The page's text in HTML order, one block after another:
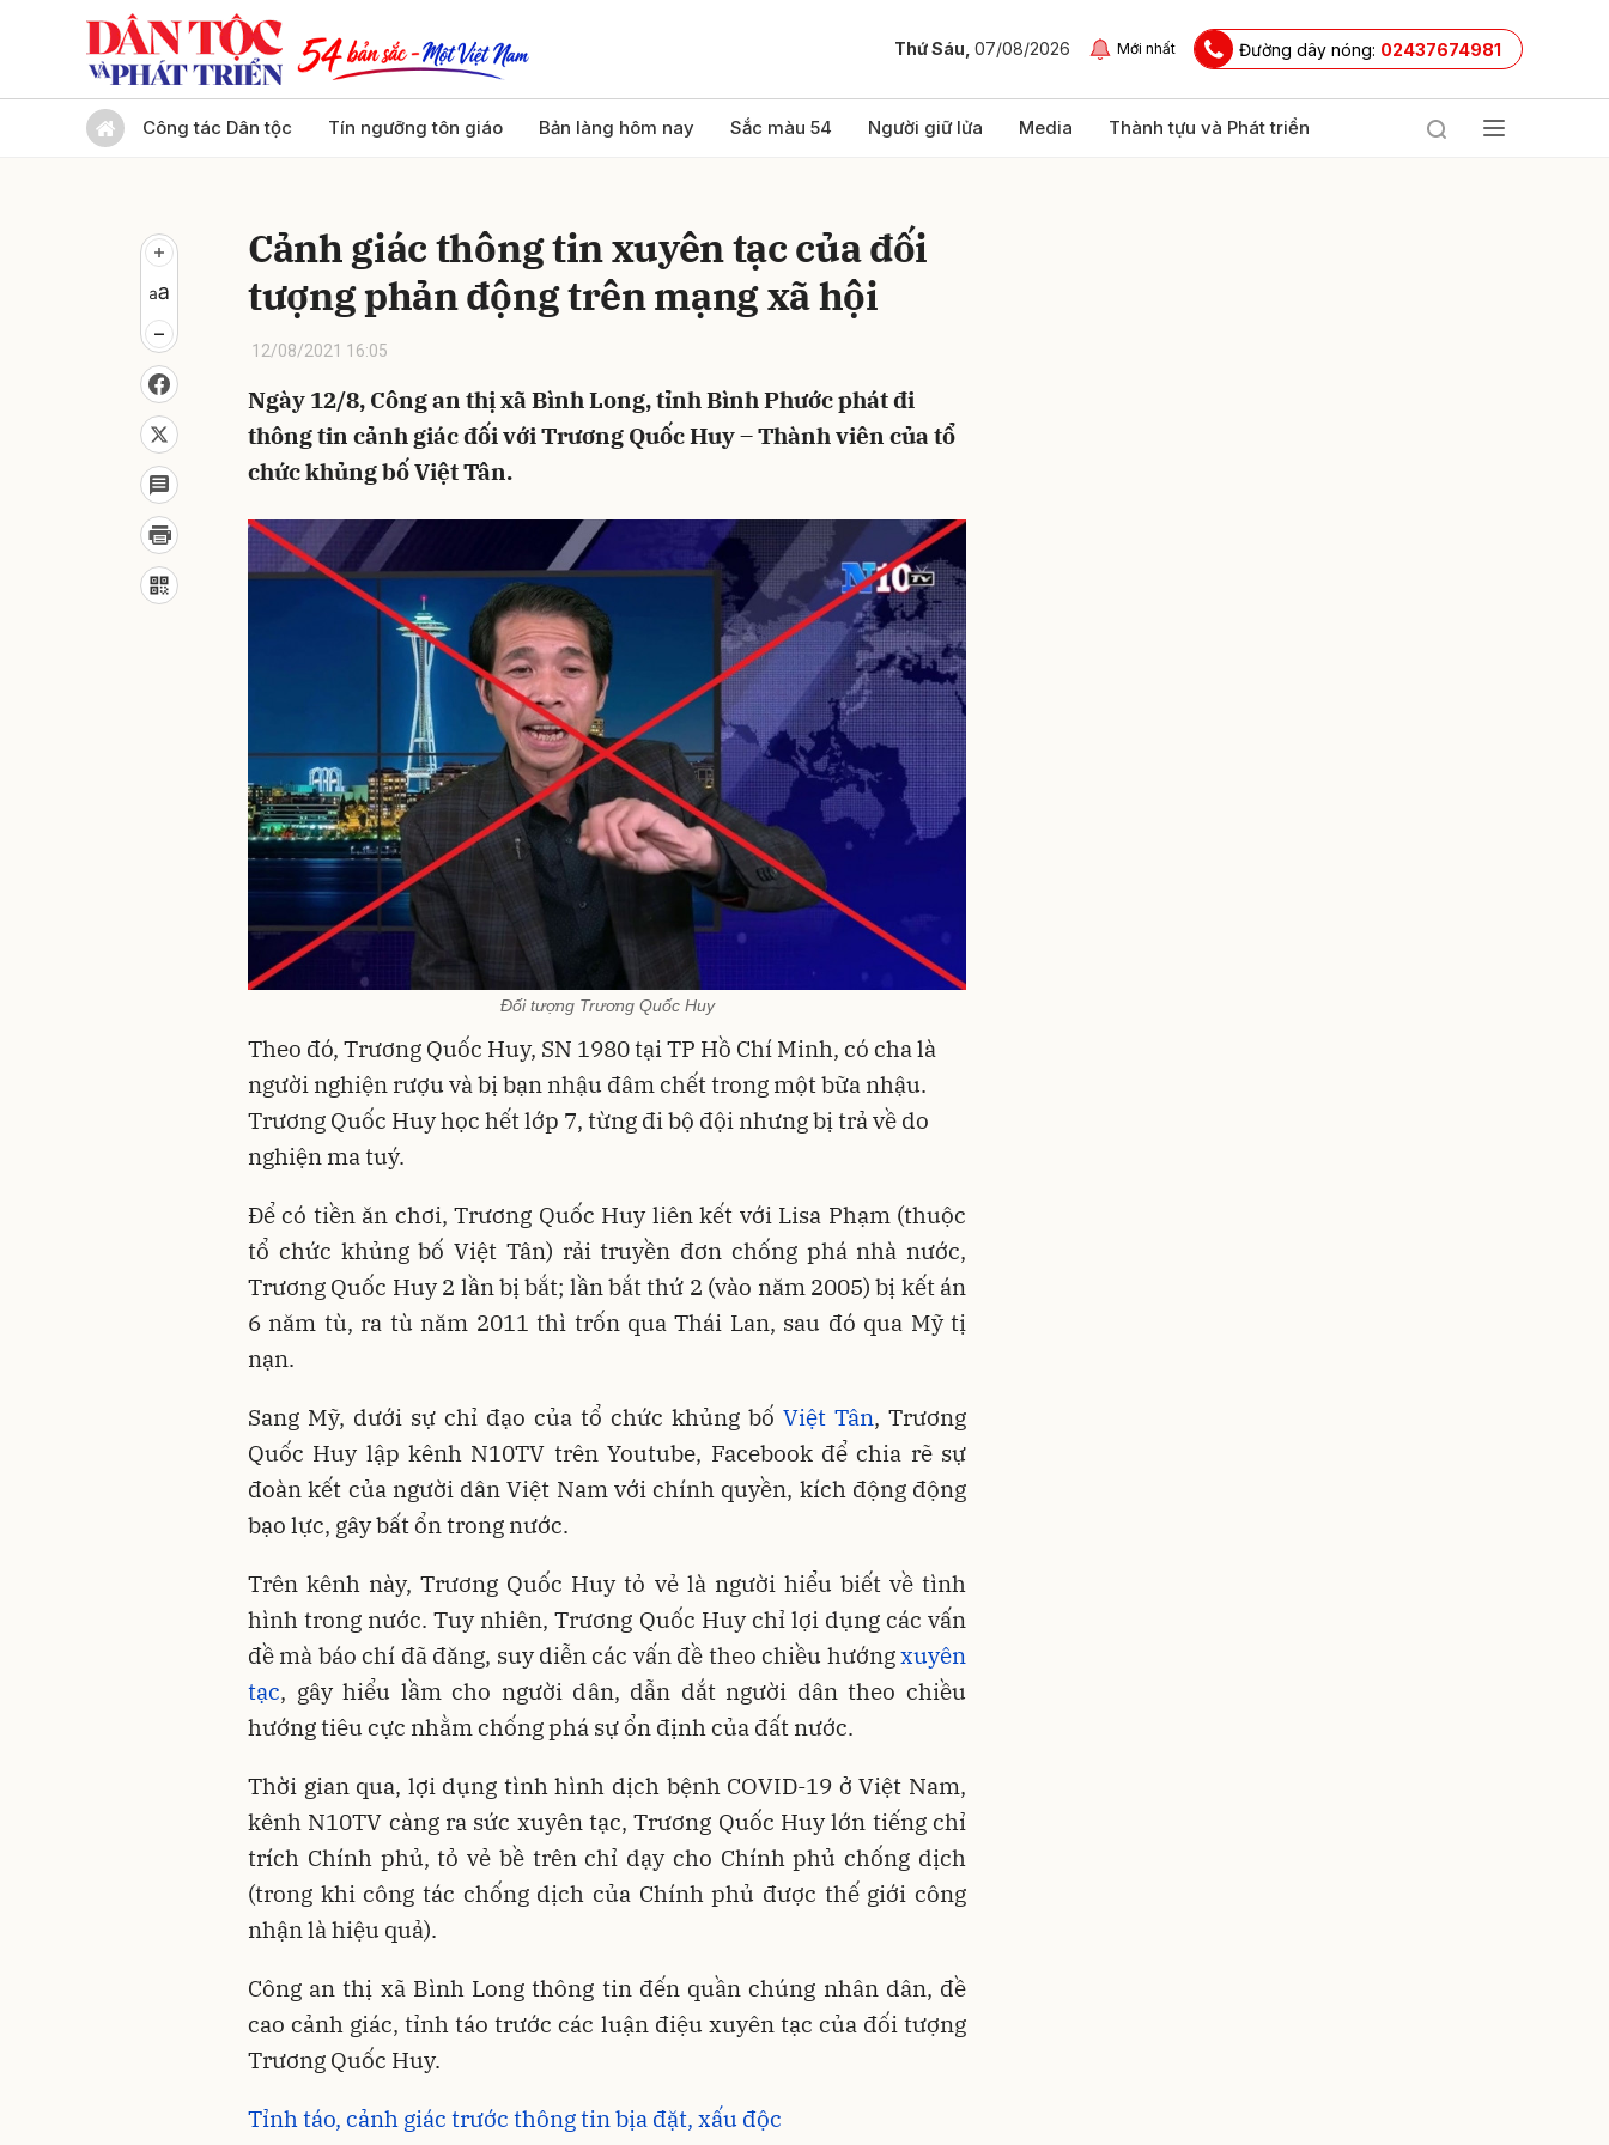
Thứ Sáu, 07/08/2026 Mới nhất Đường dây nóng: 02437674981
Công tác Dân tộc Tín ngưỡng tôn giáo Bản làng hôm nay Sắc màu 54 Người giữ lửa Media Thành tựu và Phát triển
Cảnh giác thông tin xuyên tạc của đối
tượng phản động trên mạng xã hội
12/08/2021 16:05
Ngày 12/8, Công an thị xã Bình Long, tỉnh Bình Phước phát đi
thông tin cảnh giác đối với Trương Quốc Huy – Thành viên của tổ
chức khủng bố Việt Tân.
Đối tượng Trương Quốc Huy
Theo đó, Trương Quốc Huy, SN 1980 tại TP Hồ Chí Minh, có cha là
người nghiện rượu và bị bạn nhậu đâm chết trong một bữa nhậu.
Trương Quốc Huy học hết lớp 7, từng đi bộ đội nhưng bị trả về do
nghiện ma tuý.
Để có tiền ăn chơi, Trương Quốc Huy liên kết với Lisa Phạm (thuộc
tổ chức khủng bố Việt Tân) rải truyền đơn chống phá nhà nước,
Trương Quốc Huy 2 lần bị bắt; lần bắt thứ 2 (vào năm 2005) bị kết án
6 năm tù, ra tù năm 2011 thì trốn qua Thái Lan, sau đó qua Mỹ tị
nạn.
Sang Mỹ, dưới sự chỉ đạo của tổ chức khủng bố Việt Tân, Trương
Quốc Huy lập kênh N10TV trên Youtube, Facebook để chia rẽ sự
đoàn kết của người dân Việt Nam với chính quyền, kích động động
bạo lực, gây bất ổn trong nước.
Trên kênh này, Trương Quốc Huy tỏ vẻ là người hiểu biết về tình
hình trong nước. Tuy nhiên, Trương Quốc Huy chỉ lợi dụng các vấn
đề mà báo chí đã đăng, suy diễn các vấn đề theo chiều hướngxuyên
tạc, gây hiểu lầm cho người dân, dẫn dắt người dân theo chiều
hướng tiêu cực nhằm chống phá sự ổn định của đất nước.
Thời gian qua, lợi dụng tình hình dịch bệnh COVID-19 ở Việt Nam,
kênh N10TV càng ra sức xuyên tạc, Trương Quốc Huy lớn tiếng chỉ
trích Chính phủ, tỏ vẻ bề trên chỉ dạy cho Chính phủ chống dịch
(trong khi công tác chống dịch của Chính phủ được thế giới công
nhận là hiệu quả).
Công an thị xã Bình Long thông tin đến quần chúng nhân dân, đề
cao cảnh giác, tỉnh táo trước các luận điệu xuyên tạc của đối tượng
Trương Quốc Huy.
Tỉnh táo, cảnh giác trước thông tin bịa đặt, xấu độc
Gửi bình luận